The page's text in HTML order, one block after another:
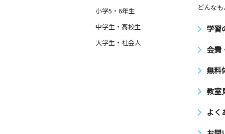
小学5・6年生
中学生・高校生
大学生・社会人
どんな
学習
会費
無料
教室
よく